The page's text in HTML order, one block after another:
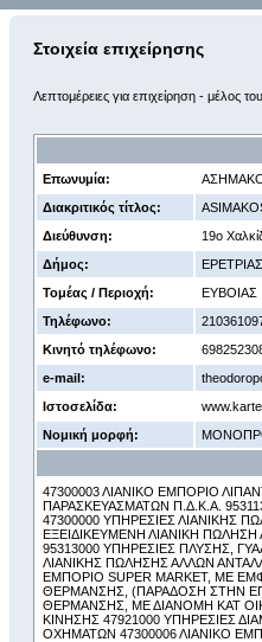
Στοιχεία επιχείρησης
Λεπτομέρειες για επιχείρηση - μέλος
Επωνυμία:
Διακριτικός τίτλος:
Διεύθυνση:
19ο
Δήμος:
ΕΡΕΤΡΙΑΣ
Τομέας / Περιοχή:
ΕΥΒΟΙΑΣ
Τηλέφωνο:
Κινητό τηλέφωνο:
e-mail:
Ιστοσελίδα:
Νομική μορφή:
47300003 ΛΙΑΝΙΚΟ ΕΜΠΟΡΙΟ
ΠΑΡΑΣΚΕΥΑΣΜΑΤΩΝ Π.Δ.Κ.Α.
47300000 ΥΠΗΡΕΣΙΕΣ ΛΙΑΝΙΚΗΣ
ΕΞΕΙΔΙΚΕΥΜΕΝΗ ΛΙΑΝΙΚΗ
95313000 ΥΠΗΡΕΣΙΕΣ ΠΛΥΣΗΣ,
ΛΙΑΝΙΚΗΣ ΠΩΛΗΣΗΣ ΑΛΛΩΝ
ΕΜΠΟΡΙΟ SUPER MARKET, ΜΕ
ΘΕΡΜΑΝΣΗΣ, (ΠΑΡΑΔΟΣΗ ΣΤΗΝ
ΘΕΡΜΑΝΣΗΣ, ΜΕ ΔΙΑΝΟΜΗ ΚΑΤ
ΚΙΝΗΣΗΣ 47921000 ΥΠΗΡΕΣΙΕΣ
ΟΧΗΜΑΤΩΝ 47300006 ΛΙΑΝΙΚΟ